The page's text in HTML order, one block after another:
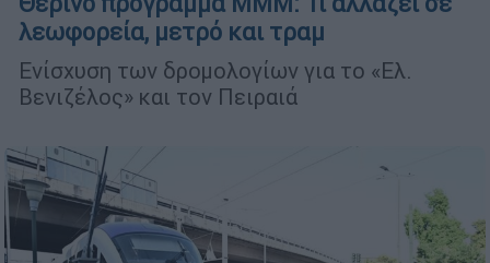
λεωφορεία, μετρό και τραμ
Ενίσχυση των δρομολογίων για το «Ελ.
Βενιζέλος» και τον Πειραιά